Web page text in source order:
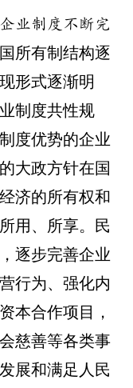
业制度不断完
所有制结构逐
形式逐渐明
制度共性规
度优势的企业
大政方针在国
济的所有权和
用、所享。民
逐步完善企业
行为、强化内
本合作项目，
慈善等各类事
展和满足人民